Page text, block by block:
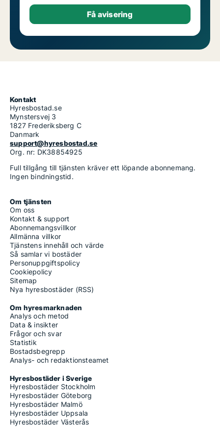
Kontakt
Hyresbostad.se
Mynstersvej 3
1827 Frederiksberg C
Danmark
support@hyresbostad.se
Org. nr: DK38854925
Full tillgång till tjänsten kräver ett löpande abonnemang.
Ingen bindningstid.
Om tjänsten
Om oss
Kontakt & support
Abonnemangsvillkor
Allmänna villkor
Tjänstens innehåll och värde
Så samlar vi bostäder
Personuppgiftspolicy
Cookiepolicy
Sitemap
Nya hyresbostäder (RSS)
Om hyresmarknaden
Analys och metod
Data & insikter
Frågor och svar
Statistik
Bostadsbegrepp
Analys- och redaktionsteamet
Hyresbostäder i Sverige
Hyresbostäder Stockholm
Hyresbostäder Göteborg
Hyresbostäder Malmö
Hyresbostäder Uppsala
Hyresbostäder Västerås